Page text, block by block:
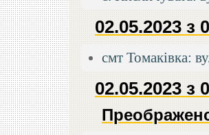
02.05.2023 з
смт Томаківка:
02.05.2023 з